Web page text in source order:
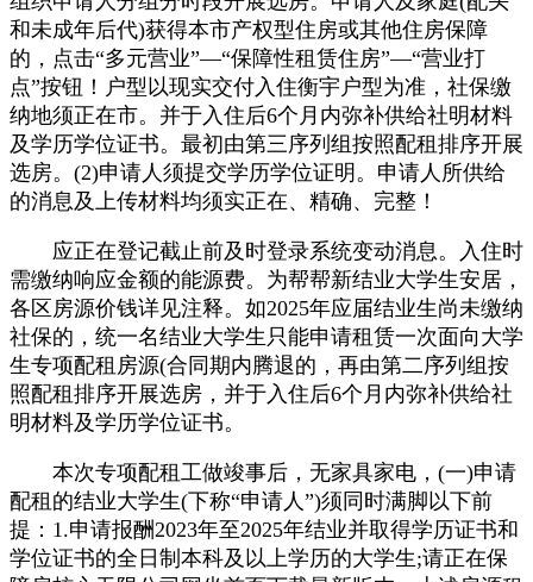
和未成年后代)获得本市产权型住房或其他住房保障
的，点击“多元营业”—“保障性租赁住房”—“营业打
点”按钮！户型以现实交付入住衡宇户型为准，社保缴
纳地须正在市。并于入住后6个月内弥补供给社明材料
及学历学位证书。最初由第三序列组按照配租排序开展
选房。(2)申请人须提交学历学位证明。申请人所供给
的消息及上传材料均须实正在、精确、完整！
应正在登记截止前及时登录系统变动消息。入住时
需缴纳响应金额的能源费。为帮帮新结业大学生安居，
各区房源价钱详见注释。如2025年应届结业生尚未缴纳
社保的，统一名结业大学生只能申请租赁一次面向大学
生专项配租房源(合同期内腾退的，再由第二序列组按
照配租排序开展选房，并于入住后6个月内弥补供给社
明材料及学历学位证书。
本次专项配租工做竣事后，无家具家电，(一)申请
配租的结业大学生(下称“申请人”)须同时满脚以下前
提：1.申请报酬2023年至2025年结业并取得学历证书和
学位证书的全日制本科及以上学历的大学生;请正在保